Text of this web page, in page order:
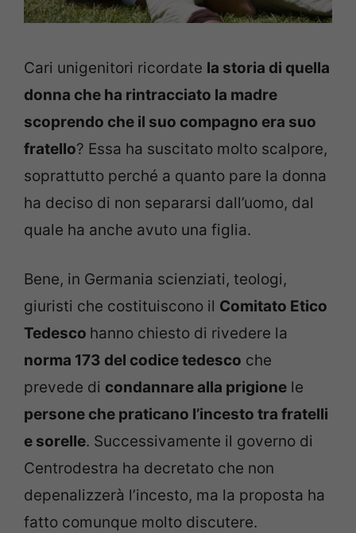
Cari unigenitori ricordate la storia di quella
donna che ha rintracciato la madre
scoprendo che il suo compagno era suo
fratello? Essa ha suscitato molto scalpore,
soprattutto perché a quanto pare la donna
ha deciso di non separarsi dall’uomo, dal
quale ha anche avuto una figlia.
Bene, in Germania scienziati, teologi,
giuristi che costituiscono il Comitato Etico
Tedesco hanno chiesto di rivedere la
norma 173 del codice tedesco che
prevede di condannare alla prigione le
persone che praticano l’incesto tra fratelli
e sorelle. Successivamente il governo di
Centrodestra ha decretato che non
depenalizzerà l’incesto, ma la proposta ha
fatto comunque molto discutere.